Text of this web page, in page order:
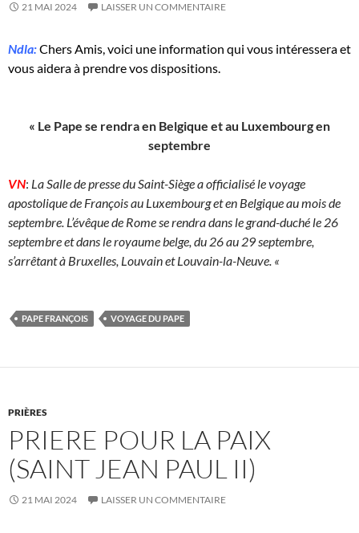
21 MAI 2024 LAISSER UN COMMENTAIRE
Ndla:Chers Amis, voici une information qui vous intéressera et
vous aidera à prendre vos dispositions.
« Le Pape se rendra en Belgique et au Luxembourg en
septembre
VN: La Salle de presse du Saint-Siège a officialisé le voyage
apostolique de François au Luxembourg et en Belgique au mois de
septembre. L’évêque de Rome se rendra dans le grand-duché le 26
septembre et dans le royaume belge, du 26 au 29 septembre,
s’arrêtant à Bruxelles, Louvain et Louvain-la-Neuve. «
PAPE FRANÇOIS VOYAGE DU PAPE
PRIÈRES
PRIERE POUR LA PAIX
(SAINT JEAN PAUL II)
21 MAI 2024 LAISSER UN COMMENTAIRE